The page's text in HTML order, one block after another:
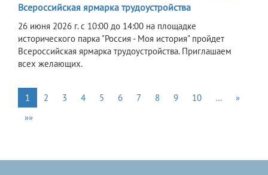
Всероссийская ярмарка трудоустройства
26 июня 2026 г. с 10:00 до 14:00 на площадке
исторического парка "Россия - Моя история" пройдет
Всероссийская ярмарка трудоустройства. Приглашаем
всех желающих.
1 2 3 4 5 6 7 8 9 10 …
»
»»